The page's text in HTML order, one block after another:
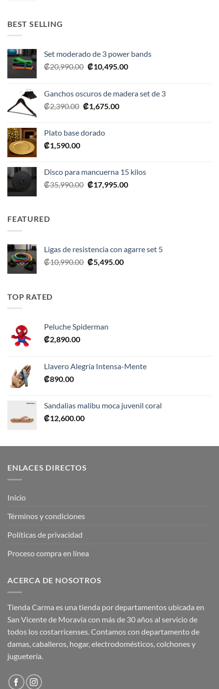
BEST SELLING
Set moderado de 3 power bands
₡20,990.00 El
era:
₡20,990.00.
₡10,495.00El
es:
Ganchos oscuros de madera set de 3
₡2,390.00 El
era:
₡1,675.00El
Plato base dorado
₡1,590.00
Disco para mancuerna 15 kilos
₡35,990.00 El
₡17,995.00El
FEATURED
Ligas de resistencia con agarre set 5
₡10,990.00 El
₡5,495.00El
TOP RATED
Peluche Spiderman
₡2,890.00
Llavero Alegría Intensa-Mente
₡890.00
Sandalias malibu moca juvenil coral
₡12,600.00
ENLACES DIRECTOS
Inicio
Términos y condiciones
Políticas de privacidad
Proceso compra en línea
ACERCA DE NOSOTROS
Tienda Carma es una tienda por departamentos ubicada en
San Vicente de Moravia con más de 30 años al servicio de
todos los costarricenses. Contamos con departamento de
damas, caballeros, hogar, electrodomésticos, colchones y
juguetería.